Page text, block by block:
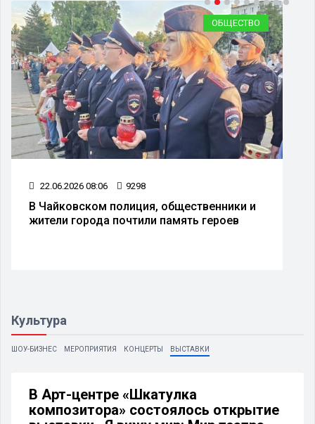
ОБЩЕСТВО
22.06.2026 08:06 9298
В Чайковском полиция, общественники и
жители города почтили память героев
Культура
ШОУ-БИЗНЕС МЕРОПРИЯТИЯ КОНЦЕРТЫ ВЫСТАВКИ
В Арт-центре «Шкатулка
композитора» состоялось открытие